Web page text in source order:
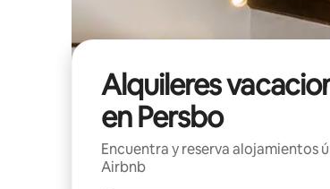
Alquileres
en Persbo
Encuentra y reserva alojamientos
Airbnb